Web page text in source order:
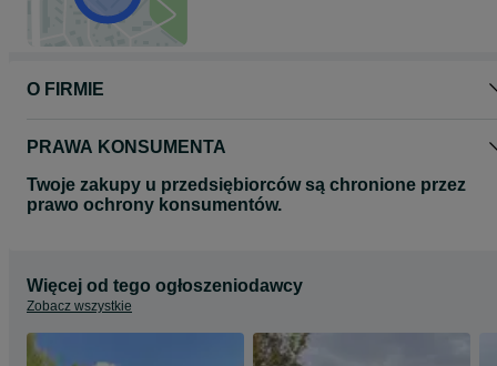
O FIRMIE
PRAWA KONSUMENTA
Twoje zakupy u przedsiębiorców są chronione przez
prawo ochrony konsumentów.
Więcej od tego ogłoszeniodawcy
Zobacz wszystkie